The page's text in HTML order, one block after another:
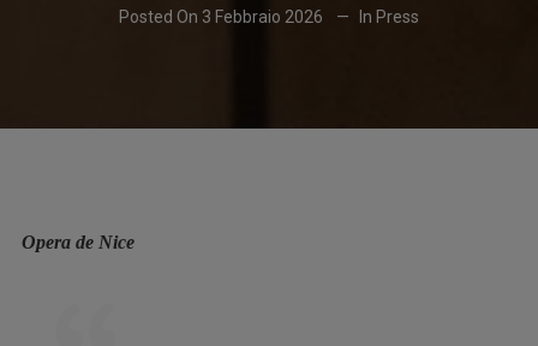
Posted On 3 Febbraio 2026 In Press
Opera de Nice